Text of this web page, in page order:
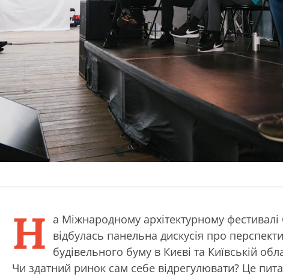
Н а Міжнародному архітектурному
відбулась панельна дискусія про
будівельного буму в Києві та Київській
Чи здатний ринок сам себе відрегулювати? Це